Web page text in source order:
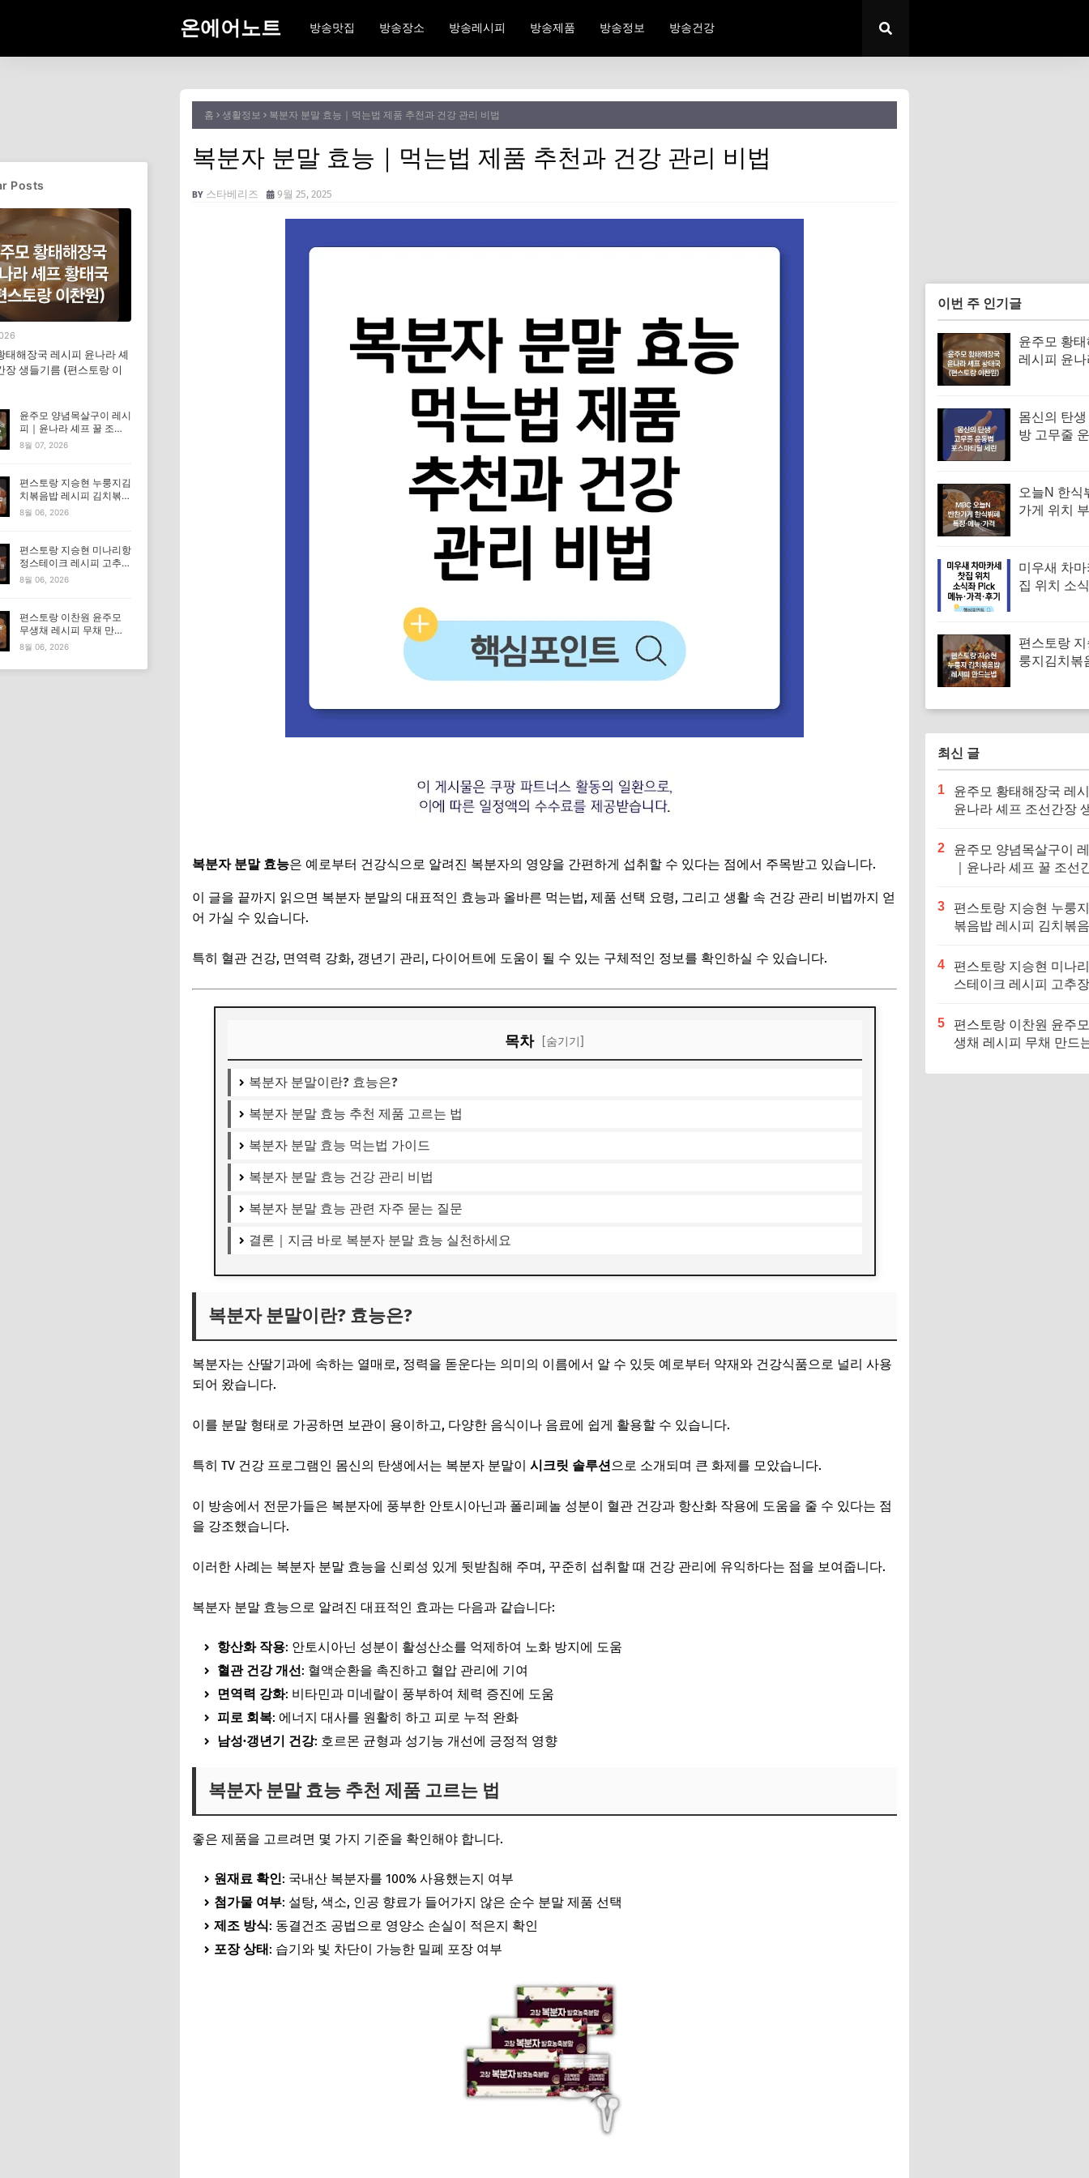
온에어노트 방송맛집 방송장소 방송레시피 방송제품 방송정보 방송건강
홈 생활정보 복분자 분말 효능｜먹는법 제품 추천과 건강 관리 비법
복분자 분말 효능｜먹는법 제품 추천과 건강 관리 비법
스타베리즈 9월 25, 2025
복분자 분말 효능은 예로부터 건강식으로 알려진 복분자의 영양을 간편하게 섭취할 수 있다는 점에서 주목받고 있습니다.
이 글을 끝까지 읽으면 복분자 분말의 대표적인 효능과 올바른 먹는법, 제품 선택 요령, 그리고 생활 속 건강 관리 비법까지 얻
어 가실 수 있습니다.
특히 혈관 건강, 면역력 강화, 갱년기 관리, 다이어트에 도움이 될 수 있는 구체적인 정보를 확인하실 수 있습니다.
목차 [숨기기]
복분자 분말이란? 효능은?
복분자 분말 효능 추천 제품 고르는 법
복분자 분말 효능 먹는법 가이드
복분자 분말 효능 건강 관리 비법
복분자 분말 효능 관련 자주 묻는 질문
결론｜지금 바로 복분자 분말 효능 실천하세요
복분자 분말이란? 효능은?
복분자는 산딸기과에 속하는 열매로, 정력을 돋운다는 의미의 이름에서 알 수 있듯 예로부터 약재와 건강식품으로 널리 사용
되어 왔습니다.
이를 분말 형태로 가공하면 보관이 용이하고, 다양한 음식이나 음료에 쉽게 활용할 수 있습니다.
특히 TV 건강 프로그램인 몸신의 탄생에서는 복분자 분말이 시크릿 솔루션으로 소개되며 큰 화제를 모았습니다.
이 방송에서 전문가들은 복분자에 풍부한 안토시아닌과 폴리페놀 성분이 혈관 건강과 항산화 작용에 도움을 줄 수 있다는 점
을 강조했습니다.
이러한 사례는 복분자 분말 효능을 신뢰성 있게 뒷받침해 주며, 꾸준히 섭취할 때 건강 관리에 유익하다는 점을 보여줍니다.
복분자 분말 효능으로 알려진 대표적인 효과는 다음과 같습니다:
항산화 작용: 안토시아닌 성분이 활성산소를 억제하여 노화 방지에 도움
혈관 건강 개선: 혈액순환을 촉진하고 혈압 관리에 기여
면역력 강화: 비타민과 미네랄이 풍부하여 체력 증진에 도움
피로 회복: 에너지 대사를 원활히 하고 피로 누적 완화
남성·갱년기 건강: 호르몬 균형과 성기능 개선에 긍정적 영향
복분자 분말 효능 추천 제품 고르는 법
좋은 제품을 고르려면 몇 가지 기준을 확인해야 합니다.
원재료 확인: 국내산 복분자를 100% 사용했는지 여부
첨가물 여부: 설탕, 색소, 인공 향료가 들어가지 않은 순수 분말 제품 선택
제조 방식: 동결건조 공법으로 영양소 손실이 적은지 확인
포장 상태: 습기와 빛 차단이 가능한 밀폐 포장 여부
이번 주 인기글
윤주모 황
레시피 윤
몸신의 탄
방 고무줄
오늘N 한식
가게 위치
찬장인)
미우새 차
집 위치 소
뉴·가격·후
편스토랑
룽지김치볶
최신 글
1
윤주모 황태해장국 레
윤나라 셰프 조선간장
2
윤주모 양념목살구이
｜윤나라 셰프 꿀 조선
3
편스토랑 지승현 누룽
볶음밥 레시피 김치볶
4
편스토랑 지승현 미나
스테이크 레시피 고추
5
편스토랑 이찬원 윤주
생채 레시피 무채 만드
Posts
태해장국 레시피 윤나라 셰
장 생들기름 (편스토랑 이
윤주모 양념목살구이 레시
피｜윤나라 셰프 꿀 조선
간장 정보 (편스토랑 이찬
8월 07, 2026
편스토랑 지승현 누룽지김
치볶음밥 레시피 김치볶음
밥 만드는법
8월 06, 2026
편스토랑 지승현 미나리항
정스테이크 레시피 고추장
마요소스 만드는법
8월 06, 2026
편스토랑 이찬원 윤주모
무생채 레시피 무채 만드
는법
8월 06, 2026